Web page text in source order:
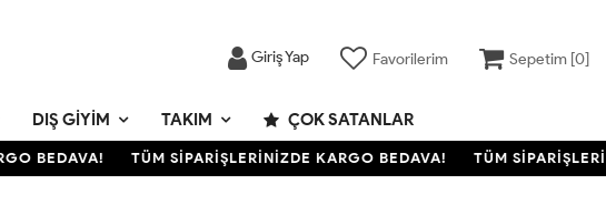
Giriş Yap Favorilerim Sepetim [0]
DIŞ GIYIM TAKIM ÇOK SATANLAR
BEDAVA! TÜM SİPARİŞLERİNİZDE KARGO BEDAVA! TÜM